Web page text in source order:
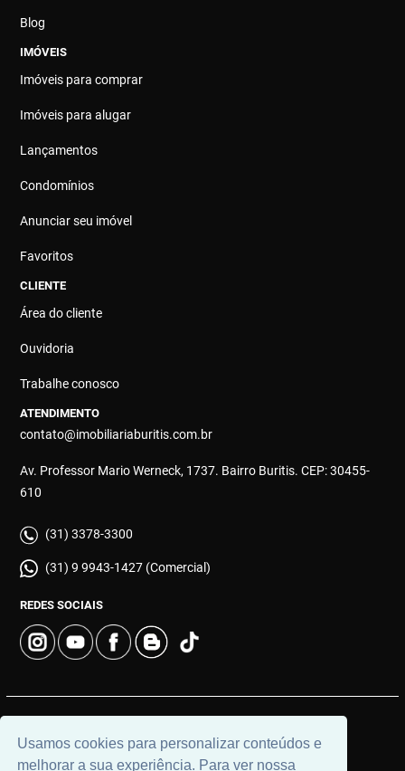
Usamos cookies para personalizar conteúdos e
melhorar a sua experiência. Para ver nossa
Blog
IMÓVEIS
Imóveis para comprar
Imóveis para alugar
Lançamentos
Condomínios
Anunciar seu imóvel
Favoritos
CLIENTE
Área do cliente
Ouvidoria
Trabalhe conosco
ATENDIMENTO
contato@imobiliariaburitis.com.br
Av. Professor Mario Werneck, 1737. Bairro Buritis. CEP: 30455-
610
(31) 3378-3300
(31) 9 9943-1427 (Comercial)
REDES SOCIAIS
Universal Software.